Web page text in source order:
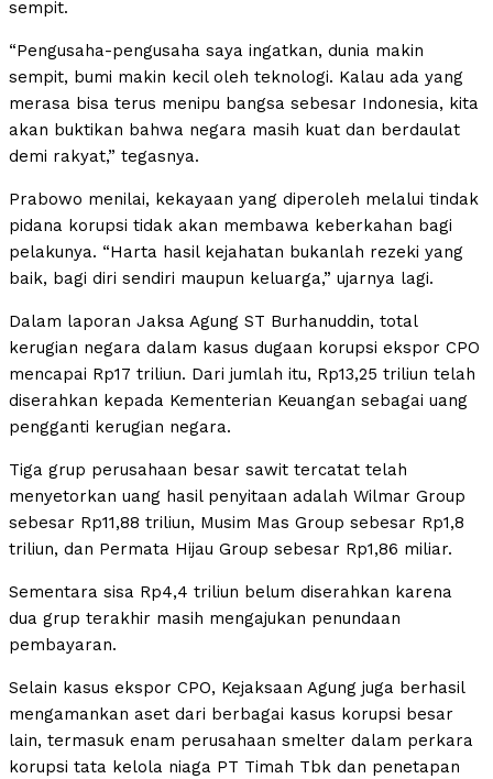
sempit.
“Pengusaha-pengusaha saya ingatkan, dunia makin
sempit, bumi makin kecil oleh teknologi. Kalau ada yang
merasa bisa terus menipu bangsa sebesar Indonesia, kita
akan buktikan bahwa negara masih kuat dan berdaulat
demi rakyat,” tegasnya.
Prabowo menilai, kekayaan yang diperoleh melalui tindak
pidana korupsi tidak akan membawa keberkahan bagi
pelakunya. “Harta hasil kejahatan bukanlah rezeki yang
baik, bagi diri sendiri maupun keluarga,” ujarnya lagi.
Dalam laporan Jaksa Agung ST Burhanuddin, total
kerugian negara dalam kasus dugaan korupsi ekspor CPO
mencapai Rp17 triliun. Dari jumlah itu, Rp13,25 triliun telah
diserahkan kepada Kementerian Keuangan sebagai uang
pengganti kerugian negara.
Tiga grup perusahaan besar sawit tercatat telah
menyetorkan uang hasil penyitaan adalah Wilmar Group
sebesar Rp11,88 triliun, Musim Mas Group sebesar Rp1,8
triliun, dan Permata Hijau Group sebesar Rp1,86 miliar.
Sementara sisa Rp4,4 triliun belum diserahkan karena
dua grup terakhir masih mengajukan penundaan
pembayaran.
Selain kasus ekspor CPO, Kejaksaan Agung juga berhasil
mengamankan aset dari berbagai kasus korupsi besar
lain, termasuk enam perusahaan smelter dalam perkara
korupsi tata kelola niaga PT Timah Tbk dan penetapan